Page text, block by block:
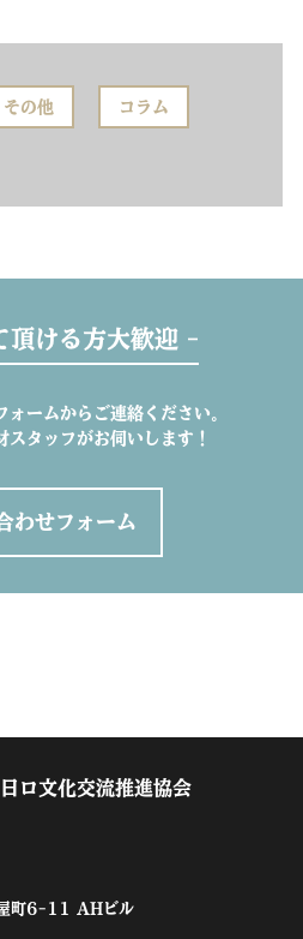
その他 コラム
頂ける方大歓迎 -
ームからご連絡ください。
スタッフがお伺いします！
わせフォーム
ロ文化交流推進協会
屋町6-11 AHビル